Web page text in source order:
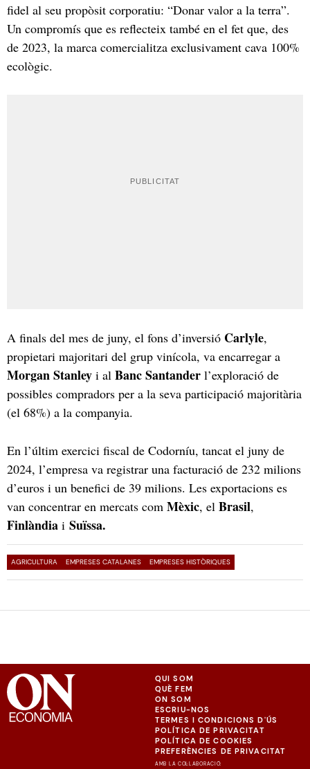
fidel al seu propòsit corporatiu: “Donar valor a la terra”.
Un compromís que es reflecteix també en el fet que, des
de 2023, la marca comercialitza exclusivament cava 100%
ecològic.
A finals del mes de juny, el fons d’inversió Carlyle,
propietari majoritari del grup vinícola, va encarregar a
Morgan Stanley i al Banc Santander l’exploració de
possibles compradors per a la seva participació majoritària
(el 68%) a la companyia.
En l’últim exercici fiscal de Codorníu, tancat el juny de
2024, l’empresa va registrar una facturació de 232 milions
d’euros i un benefici de 39 milions. Les exportacions es
van concentrar en mercats com Mèxic, el Brasil,
Finlàndia i Suïssa.
AGRICULTURA EMPRESES CATALANES EMPRESES HISTÒRIQUES
QUI SOM
QUÈ FEM
ON SOM
ESCRIU-NOS
TERMES I CONDICIONS D'ÚS
POLÍTICA DE PRIVACITAT
POLÍTICA DE COOKIES
PREFERÈNCIES DE PRIVACITAT
AMB LA COL·LABORACIÓ: